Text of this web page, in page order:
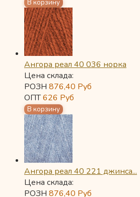
Ангора реал 40 036 норка
Цена склада:
РОЗН 876,40 Руб
ОПТ626 Руб
Ангора реал 40 221 джинса...
Цена склада:
РОЗН 876,40 Руб